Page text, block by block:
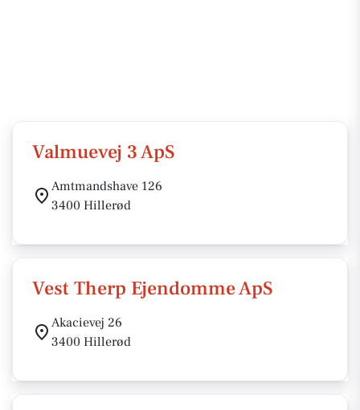
Valmuevej 3 ApS
Amtmandshave 126
3400 Hillerød
Vest Therp Ejendomme ApS
Akacievej 26
3400 Hillerød